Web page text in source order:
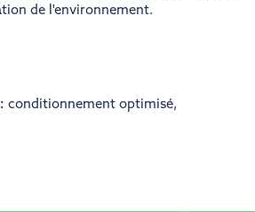
de l'environnement.
conditionnement optimisé,